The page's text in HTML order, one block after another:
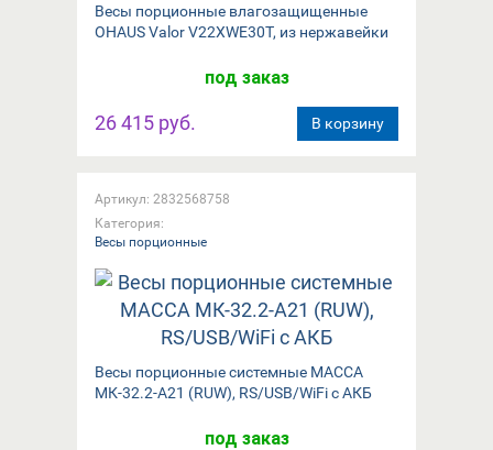
Весы порционные влагозащищенные
OHAUS Valor V22XWE30T, из нержавейки
под заказ
26 415 руб. В корзину
Артикул: 2832568758
Категория:
Весы порционные
Весы порционные системные МАССА
МК-32.2-А21 (RUW), RS/USB/WiFi с АКБ
под заказ